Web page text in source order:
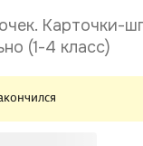
Карточки-
(1-4 класс)